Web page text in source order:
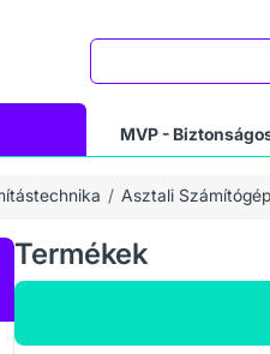
MVP -
Asztali Számítógép
Termékek